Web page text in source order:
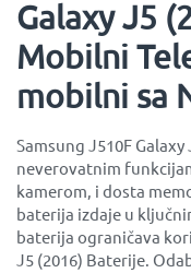
Galaxy J5
Mobilni
mobilni sa
Samsung J510F
neverovatnim
kamerom, i dosta
baterija izdaje u
baterija ograničava
J5 (2016) Baterije.